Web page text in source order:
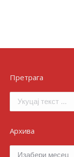
Претрага
Архива